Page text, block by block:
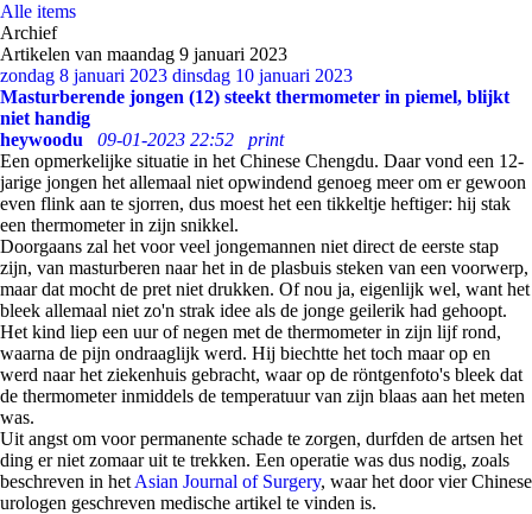
Alle items
Archief
Artikelen van maandag 9 januari 2023
zondag 8 januari 2023 dinsdag 10 januari 2023
Masturberende jongen (12) steekt thermometer in piemel, blijkt
niet handig
heywoodu
09-01-2023 22:52
print
Een opmerkelijke situatie in het Chinese Chengdu. Daar vond een 12-
jarige jongen het allemaal niet opwindend genoeg meer om er gewoon
even flink aan te sjorren, dus moest het een tikkeltje heftiger: hij stak
een thermometer in zijn snikkel.
Doorgaans zal het voor veel jongemannen niet direct de eerste stap
zijn, van masturberen naar het in de plasbuis steken van een voorwerp,
maar dat mocht de pret niet drukken. Of nou ja, eigenlijk wel, want het
bleek allemaal niet zo'n strak idee als de jonge geilerik had gehoopt.
Het kind liep een uur of negen met de thermometer in zijn lijf rond,
waarna de pijn ondraaglijk werd. Hij biechtte het toch maar op en
werd naar het ziekenhuis gebracht, waar op de röntgenfoto's bleek dat
de thermometer inmiddels de temperatuur van zijn blaas aan het meten
was.
Uit angst om voor permanente schade te zorgen, durfden de artsen het
ding er niet zomaar uit te trekken. Een operatie was dus nodig, zoals
beschreven in het Asian Journal of Surgery, waar het door vier Chinese
urologen geschreven medische artikel te vinden is.